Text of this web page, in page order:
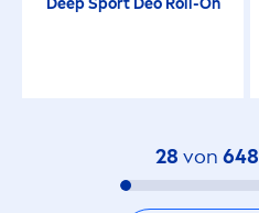
DeepSport Deo Roll-On
28 von 648